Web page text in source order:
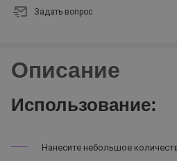
Задать вопрос
Описание
Использование:
Нанесите небольшое